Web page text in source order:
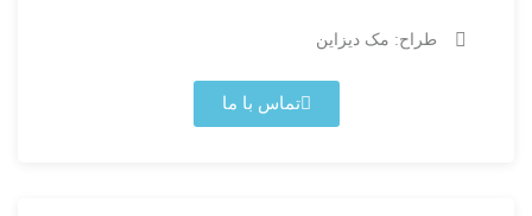
طراح: مک دیزاین
تماس با ما